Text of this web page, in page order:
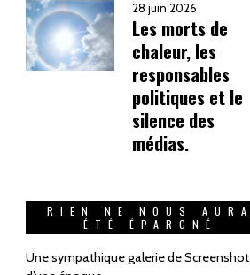
28 juin 2026
Les morts de
chaleur, les
responsables
politiques et le
silence des
médias.
RIEN NE NOUS AURA
ÉTÉ ÉPARGNÉ
Une sympathique galerie de Screenshot